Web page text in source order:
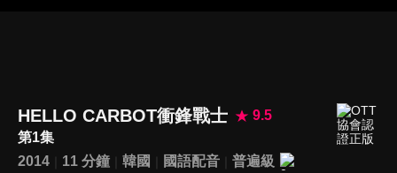
HELLO CARBOT衝鋒戰士
9.5
第1集
2014
11 分鐘 韓國 國語配音
普遍級